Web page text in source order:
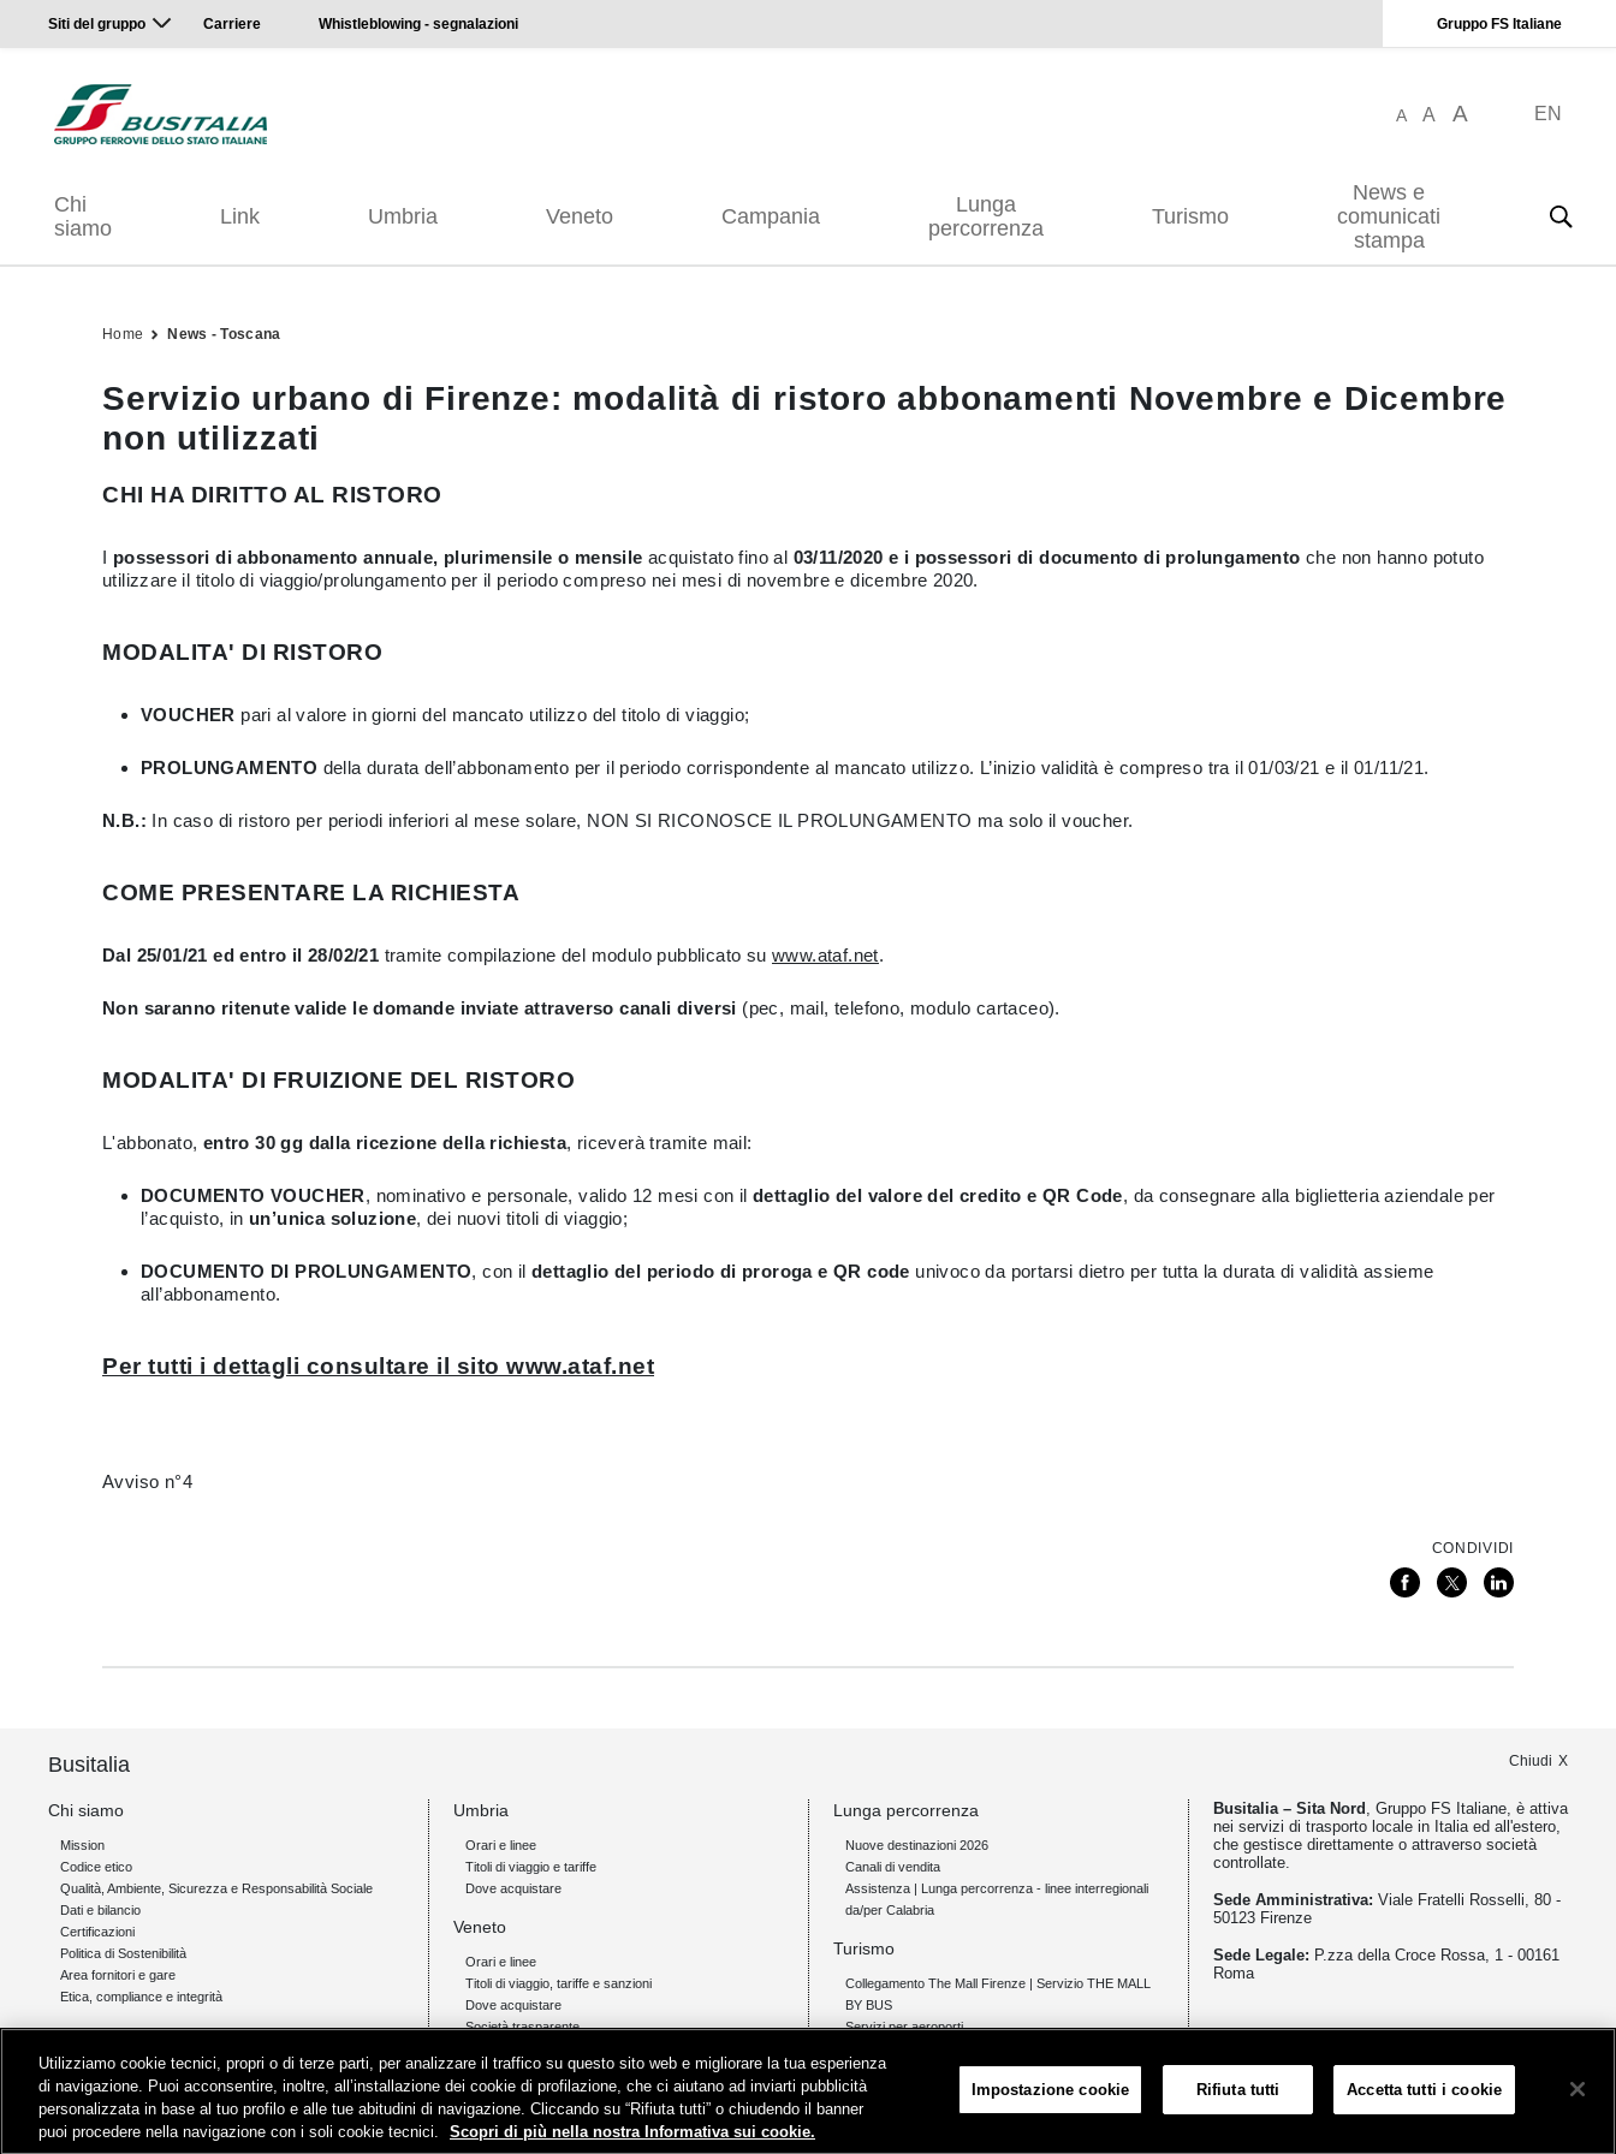
Siti del gruppo Carriere Whistleblowing - segnalazioni Gruppo FS Italiane
A A A EN
Chi
siamo
Link Umbria Veneto Campania
Lunga
percorrenza
Turismo
News e
comunicati
stampa
Home News - Toscana
Servizio urbano di Firenze: modalità di ristoro abbonamenti Novembre e Dicembre
non utilizzati
CHI HA DIRITTO AL RISTORO
I possessori di abbonamento annuale, plurimensile o mensile acquistato fino al 03/11/2020 e i possessori di documento di prolungamento che non hanno potuto
utilizzare il titolo di viaggio/prolungamento per il periodo compreso nei mesi di novembre e dicembre 2020.
MODALITA' DI RISTORO
VOUCHER pari al valore in giorni del mancato utilizzo del titolo di viaggio;
PROLUNGAMENTO della durata dell’abbonamento per il periodo corrispondente al mancato utilizzo. L’inizio validità è compreso tra il 01/03/21 e il 01/11/21.
N.B.: In caso di ristoro per periodi inferiori al mese solare, NON SI RICONOSCE IL PROLUNGAMENTO ma solo il voucher.
COME PRESENTARE LA RICHIESTA
Dal 25/01/21 ed entro il 28/02/21 tramite compilazione del modulo pubblicato suwww.ataf.net.
Non saranno ritenute valide le domande inviate attraverso canali diversi (pec, mail, telefono, modulo cartaceo).
MODALITA' DI FRUIZIONE DEL RISTORO
L'abbonato, entro 30 gg dalla ricezione della richiesta, riceverà tramite mail:
DOCUMENTO VOUCHER, nominativo e personale, valido 12 mesi con ildettaglio del valore del credito e QR Code, da consegnare alla biglietteria aziendale per
l’acquisto, in un’unica soluzione, dei nuovi titoli di viaggio;
DOCUMENTO DI PROLUNGAMENTO, con ildettaglio del periodo di proroga e QR code univoco da portarsi dietro per tutta la durata di validità assieme
all’abbonamento.
Per tutti i dettagli consultare il sito www.ataf.net
Avviso n°4
CONDIVIDI
Busitalia Chiudi
Chi siamo
Mission
Codice etico
Qualità, Ambiente, Sicurezza e Responsabilità Sociale
Dati e bilancio
Certificazioni
Politica di Sostenibilità
Area fornitori e gare
Etica, compliance e integrità
Link
Orio al Serio Airlink
Padova - Cortina Link
Livigno Link
Assistenza
Umbria
Orari e linee
Titoli di viaggio e tariffe
Dove acquistare
Veneto
Orari e linee
Titoli di viaggio, tariffe e sanzioni
Dove acquistare
Società trasparente
Campania
Orari e linee
Titoli di viaggio e tariffe
Dove acquistare
Lunga percorrenza
Nuove destinazioni 2026
Canali di vendita
Assistenza | Lunga percorrenza - linee interregionali
da/per Calabria
Turismo
Collegamento The Mall Firenze | Servizio THE MALL
BY BUS
Servizi per aeroporti
Servizio di navigazione sul Lago Trasimeno
News e comunicati stampa
Busitalia – Sita Nord , Gruppo FS Italiane, è attiva
nei servizi di trasporto locale in Italia ed all'estero,
che gestisce direttamente o attraverso società
controllate.
Sede Amministrativa: Viale Fratelli Rosselli, 80 -
50123 Firenze
Sede Legale: P.zza della Croce Rossa, 1 - 00161
Roma
Utilizziamo cookie tecnici, propri o di terze parti, per analizzare il traffico su questo sito web e migliorare la tua esperienza
di navigazione. Puoi acconsentire, inoltre, all’installazione dei cookie di profilazione, che ci aiutano ad inviarti pubblicità
personalizzata in base al tuo profilo e alle tue abitudini di navigazione. Cliccando su “Rifiuta tutti” o chiudendo il banner
puoi procedere nella navigazione con i soli cookie tecnici.
Scopri di più nella nostra Informativa sui cookie.
Impostazione cookie Rifiuta tutti Accetta tutti i cookie